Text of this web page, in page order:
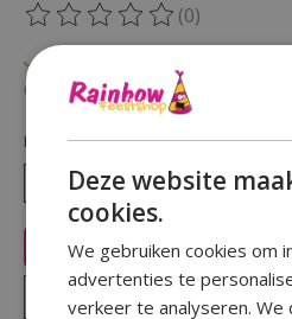
De beoordeling van dit
(0)
Beschikbaarheid in de winkel
Hoeveelheid:
Toevoegen aan
Plaats
Deze website
cookies.
We gebruiken cookies om
advertenties te
verkeer te analyseren. We